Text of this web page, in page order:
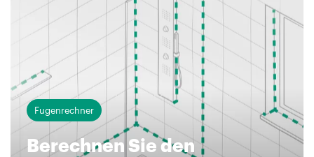
Fugenrechner
Berechnen Sie den